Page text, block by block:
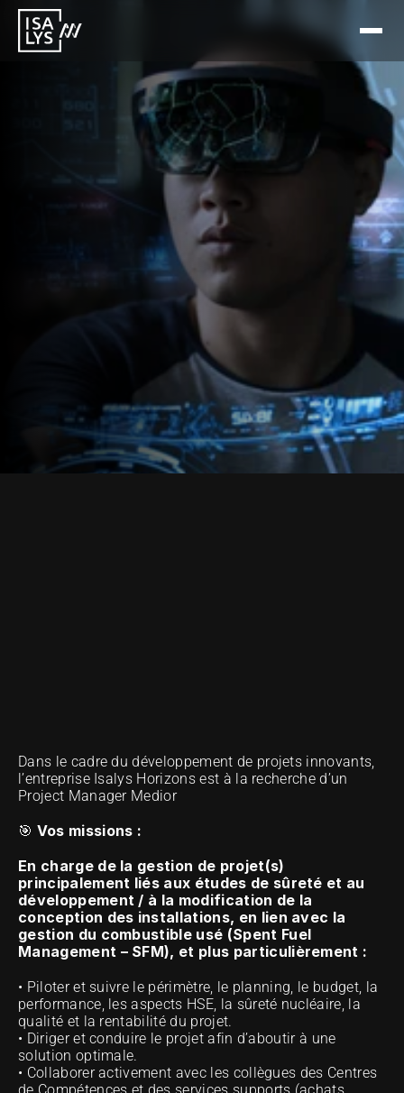
Dans le cadre du développement de projets innovants,
l’entreprise Isalys Horizons est à la recherche d’un
Project Manager Medior
🎯 Vos missions :
En charge de la gestion de projet(s)
principalement liés aux études de sûreté et au
développement / à la modification de la
conception des installations, en lien avec la
gestion du combustible usé (Spent Fuel
Management – SFM), et plus particulièrement :
• Piloter et suivre le périmètre, le planning, le budget, la
performance, les aspects HSE, la sûreté nucléaire, la
qualité et la rentabilité du projet.
• Diriger et conduire le projet afin d’aboutir à une
solution optimale.
• Collaborer activement avec les collègues des Centres